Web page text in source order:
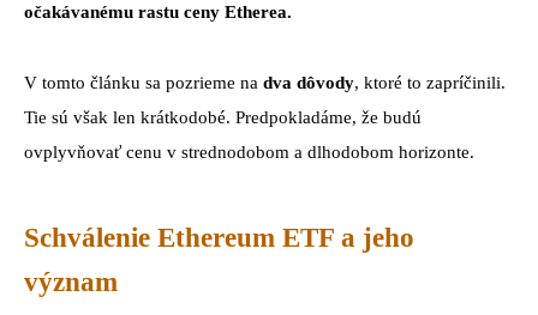
očakávanému rastu ceny Etherea.
V tomto článku sa pozrieme na dva dôvody, ktoré to zapríčinili.
Tie sú však len krátkodobé. Predpokladáme, že budú
ovplyvňovať cenu v strednodobom a dlhodobom horizonte.
Schválenie Ethereum ETF a jeho
význam